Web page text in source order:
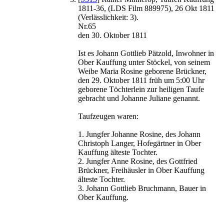
1811-36, (LDS Film 889975), 26 Okt 1811
(Verlässlichkeit: 3).
Nr.65
den 30. Oktober 1811
Ist es Johann Gottlieb Pätzold, Inwohner in
Ober Kauffung unter Stöckel, von seinem
Weibe Maria Rosine geborene Brückner,
den 29. Oktober 1811 früh um 5:00 Uhr
geborene Töchterlein zur heiligen Taufe
gebracht und Johanne Juliane genannt.
Taufzeugen waren:
1. Jungfer Johanne Rosine, des Johann
Christoph Langer, Hofegärtner in Ober
Kauffung älteste Tochter.
2. Jungfer Anne Rosine, des Gottfried
Brückner, Freihäusler in Ober Kauffung
älteste Tochter.
3. Johann Gottlieb Bruchmann, Bauer in
Ober Kauffung.